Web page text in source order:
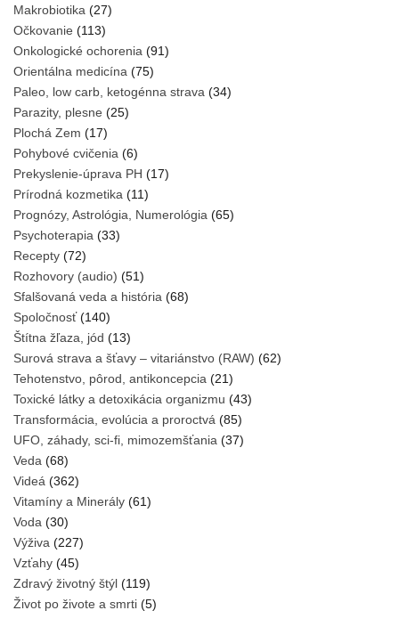
Makrobiotika (27)
Očkovanie (113)
Onkologické ochorenia (91)
Orientálna medicína (75)
Paleo, low carb, ketogénna strava (34)
Parazity, plesne (25)
Plochá Zem (17)
Pohybové cvičenia (6)
Prekyslenie-úprava PH (17)
Prírodná kozmetika (11)
Prognózy, Astrológia, Numerológia (65)
Psychoterapia (33)
Recepty (72)
Rozhovory (audio) (51)
Sfalšovaná veda a história (68)
Spoločnosť(140)
Štítna žľaza, jód (13)
Surová strava a šťavy – vitariánstvo (RAW) (62)
Tehotenstvo, pôrod, antikoncepcia (21)
Toxické látky a detoxikácia organizmu (43)
Transformácia, evolúcia a proroctvá (85)
UFO, záhady, sci-fi, mimozemšťania (37)
Veda (68)
Videá (362)
Vitamíny a Minerály (61)
Voda (30)
Výživa (227)
Vzťahy (45)
Zdravý životný štýl (119)
Život po živote a smrti (5)